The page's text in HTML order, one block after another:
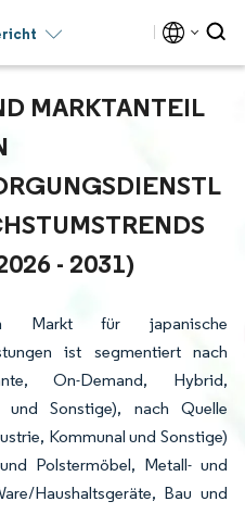
MARKTANTEIL D
U
- 2031)
für japanische
ist segmentiert nach
On-Demand, Hybrid,
und Sonstige), nach Quelle
Kommunal und Sonstige)
Polstermöbel, Metall- und
Haushaltsgeräte, Bau und